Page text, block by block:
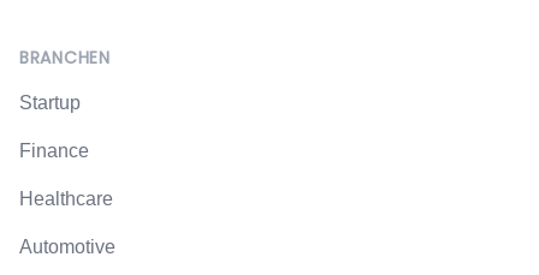
BRANCHEN
Startup
Finance
Healthcare
Automotive